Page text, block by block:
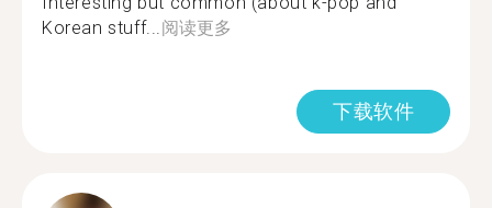
Korean stuff...阅读更多
下载软件